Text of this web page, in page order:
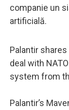
companie un
artificială.
Palantir
deal with
system from
Palantir’s